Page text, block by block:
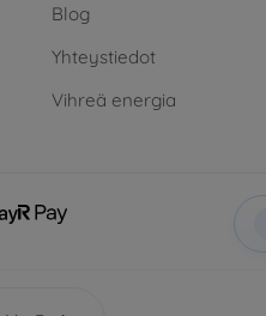
Blog
Yhteystiedot
Vihreä energia